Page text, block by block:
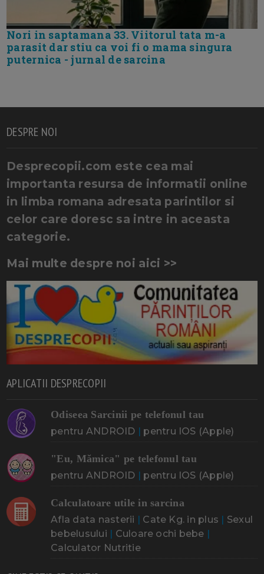
Nori in saptamana 33. Viitorul tata m-a
parasit dar stiu ca voi fi o mama singura
puternica - jurnal de sarcina
DESPRE NOI
Desprecopii.com este cea mai
importanta resursa de informatii online
in limba romana adresata parintilor si
celor care doresc sa intre in aceasta
categorie.
Mai multe despre noi aici >>
APLICATII DESPRECOPII
Odiseea Sarcinii pe telefonul tau
pentru ANDROID | pentru IOS (Apple)
"Eu, Mămica" pe telefonul tau
pentru ANDROID | pentru IOS (Apple)
Calculatoare utile in sarcina
Afla data nasterii | Cate Kg. in plus | Sexul
bebelusului | Culoare ochi bebe |
Calculator Nutritie